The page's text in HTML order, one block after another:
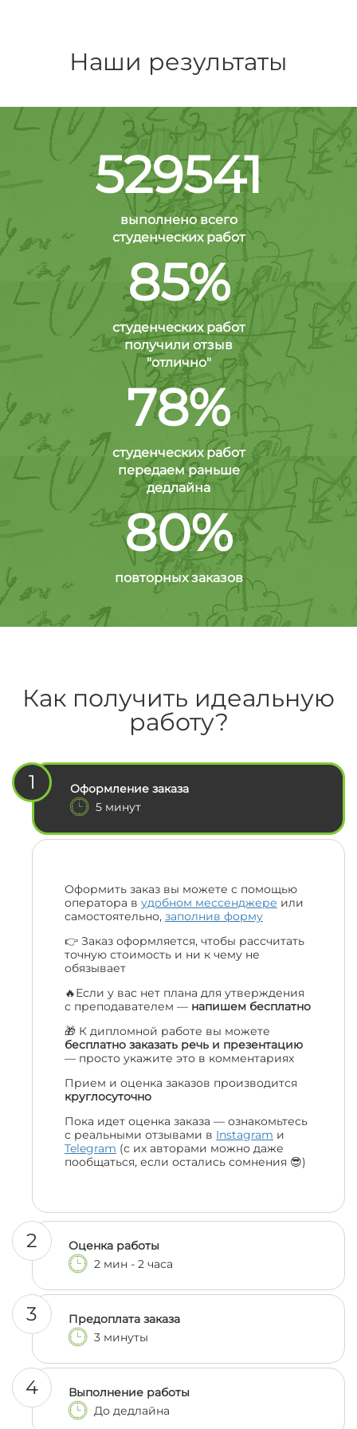
Наши результаты
529541
выполнено всего
студенческих работ
85%
студенческих работ
получили отзыв
"отлично"
78%
студенческих работ
передаем раньше
дедлайна
80%
повторных заказов
Как получить идеальную
работу?
1
Оформление заказа
5 минут
Оформить заказ вы можете с помощью
оператора в удобном мессенджере или
самостоятельно, заполнив форму
👉 Заказ оформляется, чтобы рассчитать
точную стоимость и ни к чему не
обязывает
🔥Если у вас нет плана для утверждения
с преподавателем — напишем бесплатно
🎁 К дипломной работе вы можете
бесплатно заказать речь и презентацию
— просто укажите это в комментариях
Прием и оценка заказов производится
круглосуточно
Пока идет оценка заказа — ознакомьтесь
с реальными отзывами в Instagram и
Telegram (с их авторами можно даже
пообщаться, если остались сомнения 😎)
2
Оценка работы
2 мин - 2 часа
3
Предоплата заказа
3 минуты
4
Выполнение работы
До дедлайна